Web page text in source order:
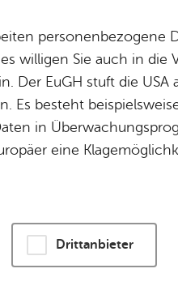
Karte laden
personenbezogene
willigen Sie auch in
Der EuGH stuft die
Es besteht
in
eine
Drittanbieter